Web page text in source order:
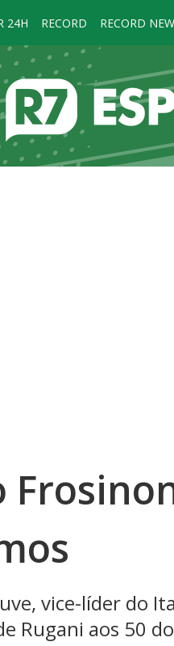
24H RECORD RECORD
vice-líder do
Rugani aos 50